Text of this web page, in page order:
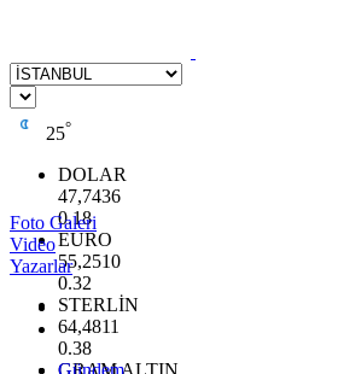
25°
DOLAR
47,7436
0.18
EURO
55,2510
0.32
STERLİN
64,4811
0.38
GRAM ALTIN
Foto Galeri
Video
Yazarlar
Gündem